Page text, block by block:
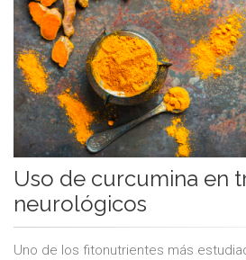
Uso de curcumina en
neurológicos
Uno de los fitonutrientes más